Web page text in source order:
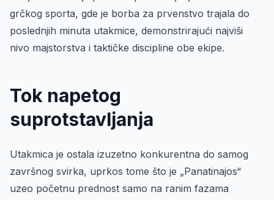
grčkog sporta, gde je borba za prvenstvo trajala do
poslednjih minuta utakmice, demonstrirajući najviši
nivo majstorstva i taktičke discipline obe ekipe.
Tok napetog
suprotstavljanja
Utakmica je ostala izuzetno konkurentna do samog
završnog svirka, uprkos tome što je „Panatinajos“
uzeo početnu prednost samo na ranim fazama